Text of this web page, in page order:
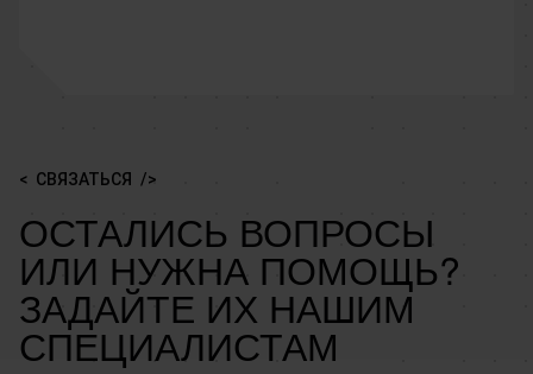
СВЯЗАТЬСЯ
ОСТАЛИСЬ ВОПРОСЫ
ИЛИ НУЖНА ПОМОЩЬ?
ЗАДАЙТЕ ИХ НАШИМ
СПЕЦИАЛИСТАМ